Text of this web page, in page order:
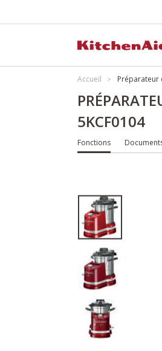
Accueil Préparateur
5KCF0104
Fonctions